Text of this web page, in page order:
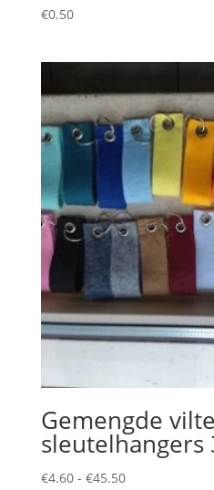
€0.50
Gemengde
sleutelhangers
€4.60 - €45.50Prijsklasse: